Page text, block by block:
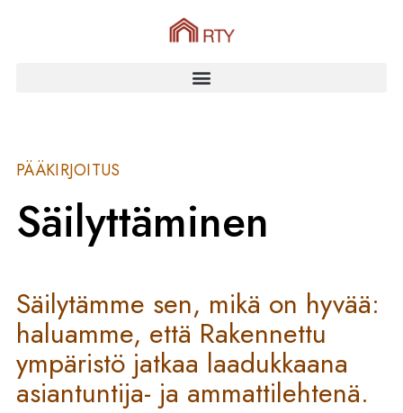
PÄÄKIRJOITUS
Säilyttäminen
Säilytämme sen, mikä on hyvää:
haluamme, että Rakennettu
ympäristö jatkaa laadukkaana
asiantuntija- ja ammattilehtenä.